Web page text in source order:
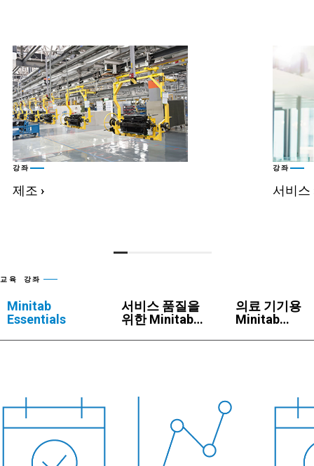
강좌
제조 ›
강좌
서비스
교육 강좌
Minitab
Essentials
서비스 품질을
위한 Minitab
의료 기기용
Minitab